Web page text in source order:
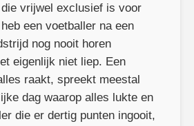
vrijwel exclusief is voor
een voetballer na een
nog nooit horen
eigenlijk niet liep. Een
raakt, spreekt meestal
dag waarop alles lukte en
die er dertig punten ingooit,